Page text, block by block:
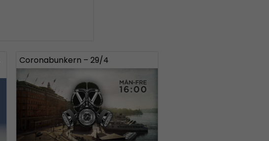
Coronabunkern – 29/4